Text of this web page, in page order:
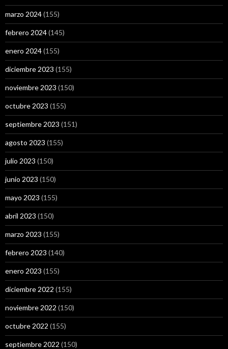
marzo 2024(155)
febrero 2024(145)
enero 2024(155)
diciembre 2023 (155)
noviembre 2023 (150)
octubre 2023 (155)
septiembre 2023 (151)
agosto 2023 (155)
julio 2023 (150)
junio 2023 (150)
mayo 2023 (155)
abril 2023 (150)
marzo 2023 (155)
febrero 2023 (140)
enero 2023 (155)
diciembre 2022 (155)
noviembre 2022 (150)
octubre 2022 (155)
septiembre 2022 (150)